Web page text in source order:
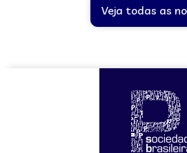
Veja todas as